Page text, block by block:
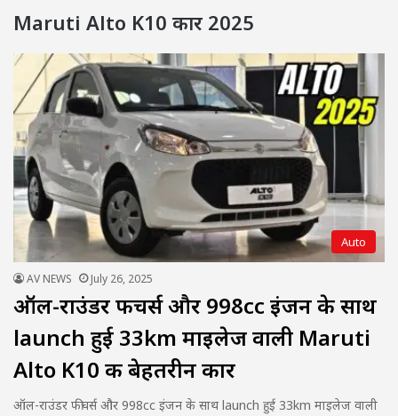
Maruti Alto K10 कार 2025
Auto
AV NEWS July 26, 2025
ऑल-राउंडर फीचर्स और 998cc इंजन के साथ
launch हुई 33km माइलेज वाली Maruti
Alto K10 की बेहतरीन कार
ऑल-राउंडर फीचर्स और 998cc इंजन के साथ launch हुई 33km माइलेज वाली